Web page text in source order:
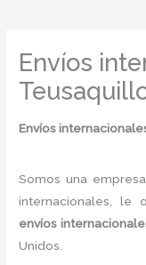
Envíos
Envíos
Somos una
internacionales, le
envíos
Unidos.